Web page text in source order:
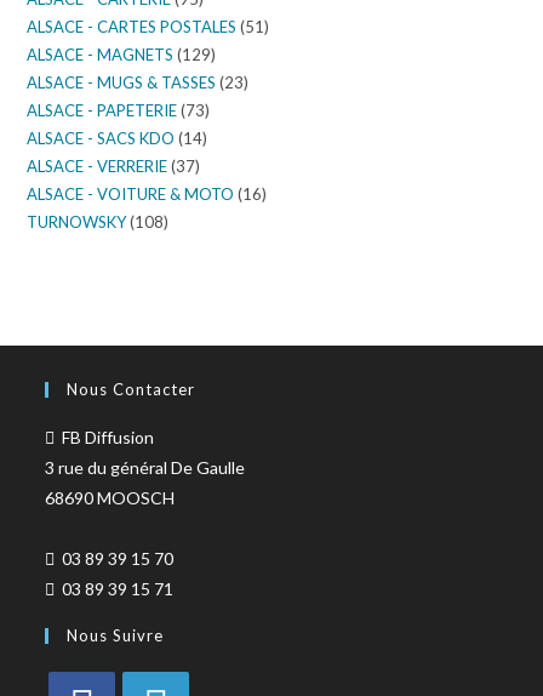
ALSACE - CARTES POSTALES (51)
ALSACE - MAGNETS (129)
ALSACE - MUGS & TASSES (23)
ALSACE - PAPETERIE (73)
ALSACE - SACS KDO (14)
ALSACE - VERRERIE (37)
ALSACE - VOITURE & MOTO (16)
TURNOWSKY(108)
Nous Contacter
FB Diffusion
3 rue du général De Gaulle
68690 MOOSCH
03 89 39 15 70
03 89 39 15 71
Nous Suivre